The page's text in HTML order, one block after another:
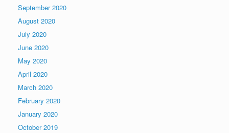
September 2020
August 2020
July 2020
June 2020
May 2020
April 2020
March 2020
February 2020
January 2020
October 2019